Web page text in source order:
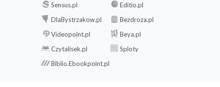
Sensus.pl
Editio.pl
DlaBystrzakow.pl
Bezdroza.pl
Videopoint.pl
Beya.pl
Czytalisek.pl
Sploty
Biblio.Ebookpoint.pl